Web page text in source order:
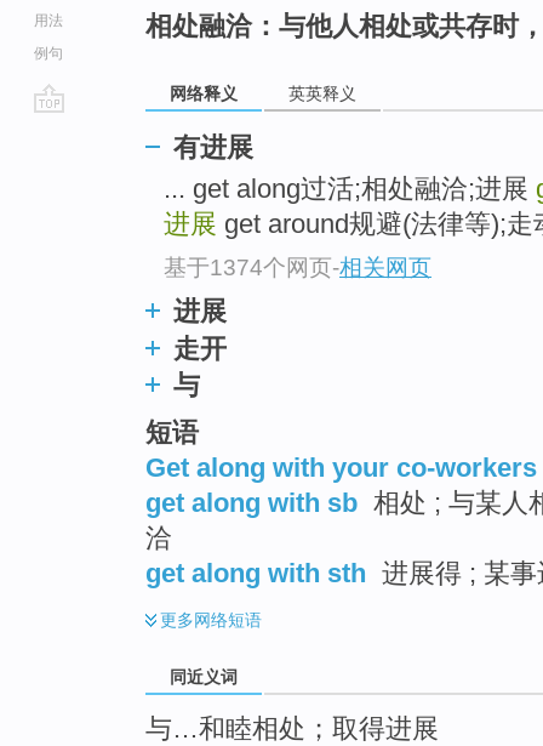
用法
例句
相处融洽：与他人相处或共存时
网络释义 英英释义
有进展
... get along过活;相处融洽;进展
进展 get around规避(法律等);走
基于1374个网页-相关网页
进展
走开
与
短语
Get along with your co-workers
get along with sb 相处 ; 与某人
洽
get along with sth 进展得 ; 某
更多网络短语
同近义词
与…和睦相处；取得进展